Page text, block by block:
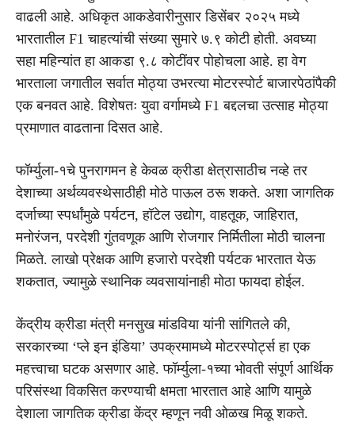
वाढली आहे. अधिकृत आकडेवारीनुसार डिसेंबर २०२५ मध्ये
भारतातील F1 चाहत्यांची संख्या सुमारे ७.९ कोटी होती. अवघ्या
सहा महिन्यांत हा आकडा ९.८ कोटींवर पोहोचला आहे. हा वेग
भारताला जगातील सर्वात मोठ्या उभरत्या मोटरस्पोर्ट बाजारपेठांपैकी
एक बनवत आहे. विशेषतः युवा वर्गामध्ये F1 बद्दलचा उत्साह मोठ्या
प्रमाणात वाढताना दिसत आहे.
फॉर्म्युला-१चे पुनरागमन हे केवळ क्रीडा क्षेत्रासाठीच नव्हे तर
देशाच्या अर्थव्यवस्थेसाठीही मोठे पाऊल ठरू शकते. अशा जागतिक
दर्जाच्या स्पर्धांमुळे पर्यटन, हॉटेल उद्योग, वाहतूक, जाहिरात,
मनोरंजन, परदेशी गुंतवणूक आणि रोजगार निर्मितीला मोठी चालना
मिळते. लाखो प्रेक्षक आणि हजारो परदेशी पर्यटक भारतात येऊ
शकतात, ज्यामुळे स्थानिक व्यवसायांनाही मोठा फायदा होईल.
केंद्रीय क्रीडा मंत्री मनसुख मांडविया यांनी सांगितले की,
सरकारच्या ‘प्ले इन इंडिया’ उपक्रमामध्ये मोटरस्पोर्ट्स हा एक
महत्त्वाचा घटक असणार आहे. फॉर्म्युला-१च्या भोवती संपूर्ण आर्थिक
परिसंस्था विकसित करण्याची क्षमता भारतात आहे आणि यामुळे
देशाला जागतिक क्रीडा केंद्र म्हणून नवी ओळख मिळू शकते.